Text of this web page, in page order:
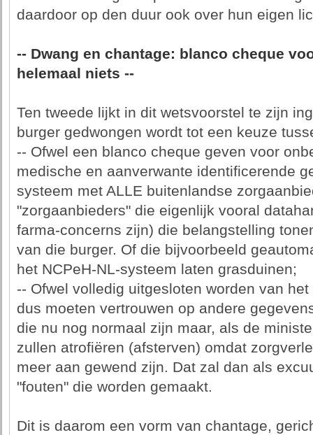
daardoor op den duur ook over hun eigen
-- Dwang en chantage: blanco cheque
helemaal niets --
Ten tweede lijkt in dit wetsvoorstel te zijn
burger gedwongen wordt tot een keuze
-- Ofwel een blanco cheque geven voor
medische en aanverwante identificerende
systeem met ALLE buitenlandse
"zorgaanbieders" die eigenlijk vooral
farma-concerns zijn) die belangstelling
van die burger. Of die bijvoorbeeld
het NCPeH-NL-systeem laten grasduinen;
-- Ofwel volledig uitgesloten worden van
dus moeten vertrouwen op andere
die nu nog normaal zijn maar, als de
zullen atrofiëren (afsterven) omdat
meer aan gewend zijn. Dat zal dan als
"fouten" die worden gemaakt.
Dit is daarom een vorm van chantage,